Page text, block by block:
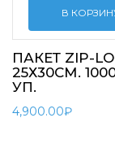
В
ПАКЕТ ZIP-
25Х30СМ.
УП.
4,900.00₽